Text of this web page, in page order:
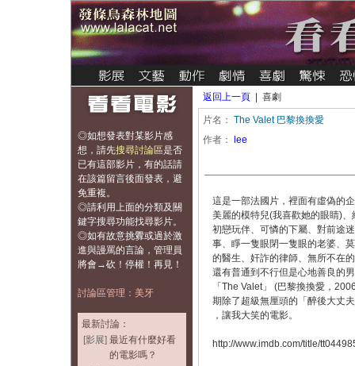
◎如想發表對某影片感
想， 請先搜尋討論區是否
已有這部影片，有的話請
在該篇留言後面發表，避
免重複。
◎請利用上面的分類及關
鍵字搜尋功能找尋影片。
◎如有故意挑釁或過於激
進與謾罵的言論，管理員
將會→砍！停權！再見！
討論區管理：美牙
最新討論：
[影展] 最近有什麼好看
的電影嗎？
返回上一頁 | 喜劇
片名： The Valet 巴黎換換愛
作者：
lee
這是一部法國片，裡面有虛偽的
美麗的模特兒(我喜歡她的眼睛)、
初戀玩伴、可憐的下屬、對前途
事、睜一隻眼閉一隻眼的老婆、
的醫生、奸詐的律師、無所不在
還有普通到不行但是心地善良的
「The Valet」 (巴黎換換愛，
期除了超級無厘頭的「醉後大丈
，讓我大笑的電影。
http://www.imdb.com/title/